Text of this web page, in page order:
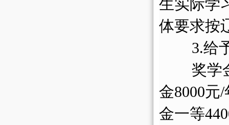
生实际学
体要求按
3.给
奖学
金8000元
金一等44